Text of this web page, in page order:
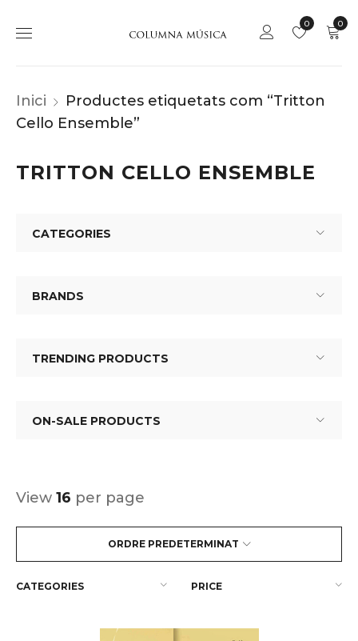
0
0
Inici
Productes etiquetats com “Tritton
Cello Ensemble”
TRITTON CELLO ENSEMBLE
CATEGORIES
BRANDS
TRENDING PRODUCTS
ON-SALE PRODUCTS
ORDRE PREDETERMINAT
View 16 per page
CATEGORIES PRICE